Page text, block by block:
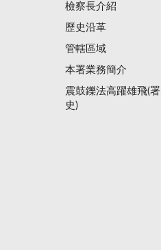
檢察長介紹
歷史沿革
管轄區域
本署業務簡介
震鼓鑠法高躍雄飛(署
史)